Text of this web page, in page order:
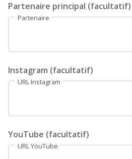
Partenaire principal (facultatif)
Partenaire
Instagram (facultatif)
URL Instagram
YouTube (facultatif)
URL YouTube